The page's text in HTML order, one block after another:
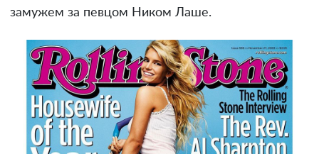
замужем за певцом Ником Лаше.